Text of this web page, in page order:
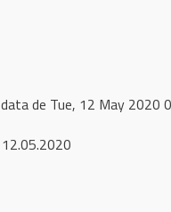
de Tue, 12 May 2020